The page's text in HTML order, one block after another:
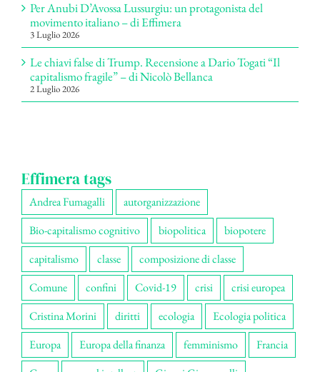
Per Anubi D’Avossa Lussurgiu: un protagonista del
movimento italiano – di Effimera
3 Luglio 2026
Le chiavi false di Trump. Recensione a Dario Togati “Il
capitalismo fragile” – di Nicolò Bellanca
2 Luglio 2026
Effimera tags
Andrea Fumagalli
autorganizzazione
Bio-capitalismo cognitivo
biopolitica
biopotere
capitalismo
classe
composizione di classe
Comune
confini Covid-19 crisi
crisi europea
Cristina Morini
diritti ecologia
Ecologia politica
Europa
Europa della finanza femminismo
Francia